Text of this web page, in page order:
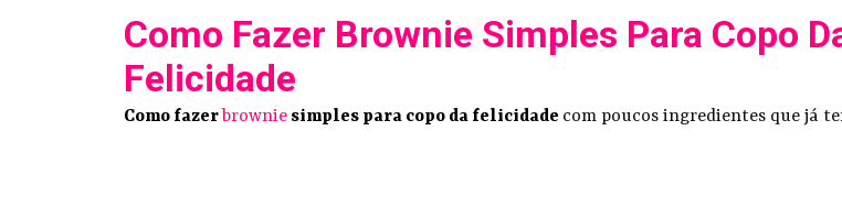
Como Fazer Brownie Simples Para Copo
Felicidade
Como fazer brownie simples para copo da felicidade com poucos ingredientes que já